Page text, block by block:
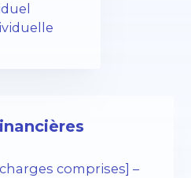
comprises] –